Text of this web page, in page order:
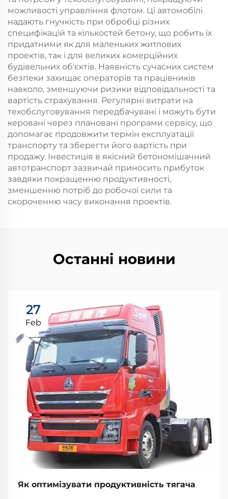
можливості управління флотом. Ці автомобілі
надають гнучкість при обробці різних
специфікацій та кількостей бетону, що робить їх
придатними як для маленьких житлових
проектів, так і для великих комерційних
будівельних об'єктів. Наявність сучасних систем
безпеки захищає операторів та працівників
навколо, зменшуючи ризики відповідальності та
вартість страхування. Регулярні витрати на
техобслуговування передбачувані і можуть бути
керовані через плановані програми сервісу, що
допомагає продовжити термін експлуатації
транспорту та зберегти його вартість при
продажу. Інвестиція в якісний бетономішачний
автотранспорт зазвичай приносить прибуток
завдяки покращенню продуктивності,
зменшенню потріб до робочої сили та
скороченню часу виконання проектів.
Останні новини
27
Feb
Як оптимізувати продуктивність тягача